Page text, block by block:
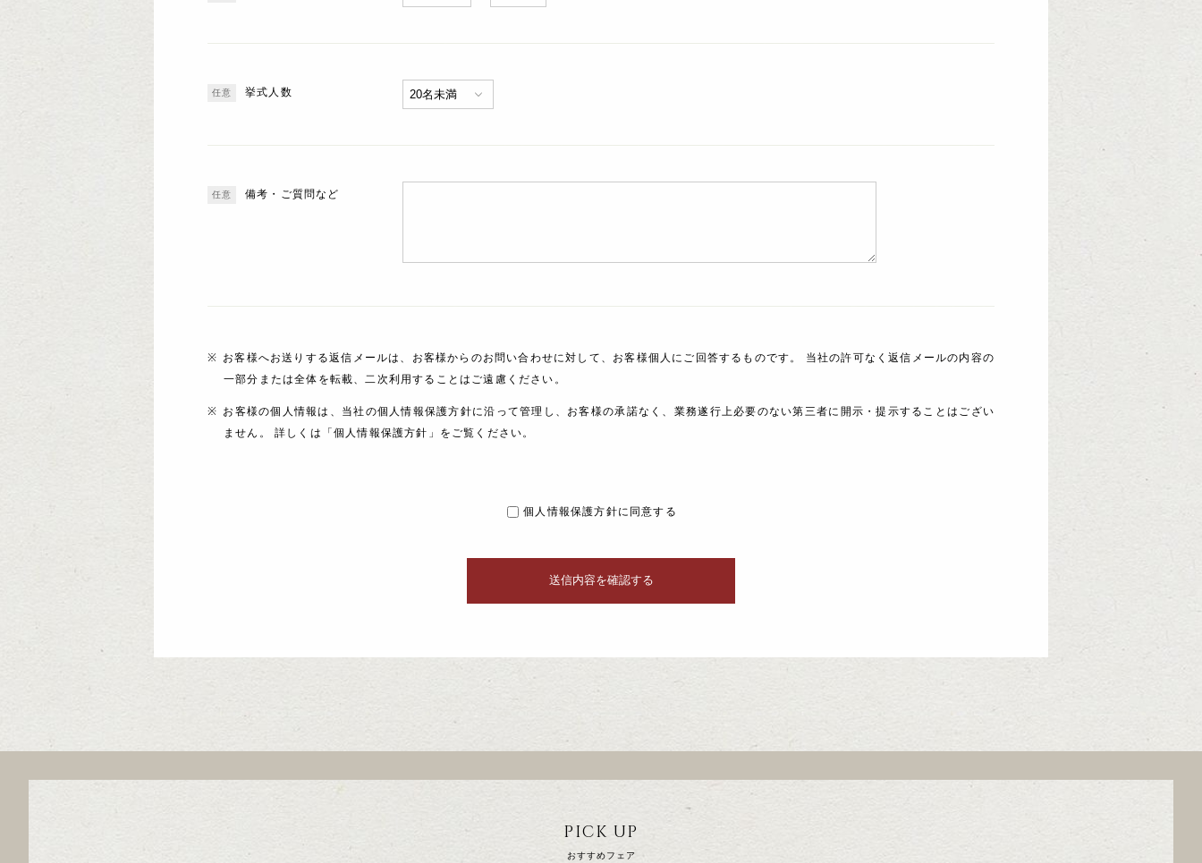
挙式人数
備考・ご質問など
お客様へお送りする返信メールは、お客様からのお問い合わせに対して、お客様個人にご回答するものです。 当社の許可なく返信メールの内容の
一部分または全体を転載、二次利用することはご遠慮ください。
お客様の個人情報は、当社の個人情報保護方針に沿って管理し、お客様の承諾なく、業務遂行上必要のない第三者に開示・提示することはござい
ません。 詳しくは「個人情報保護方針」をご覧ください。
個人情報保護方針に同意する
PICK UP
おすすめフェア